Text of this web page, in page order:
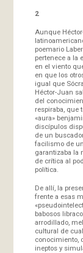
2
Aunque
poemario
pertenece a la
en el viento
en que los
igual que
Héctor-Juan
del
respiraba, que
«aura»
discípulos
de un
facilismo de
garantizaba la
de crítica al
política.
De allí, la
frente a esas
babosos
arrodillado,
cultural de
conocimiento,
ineptos y